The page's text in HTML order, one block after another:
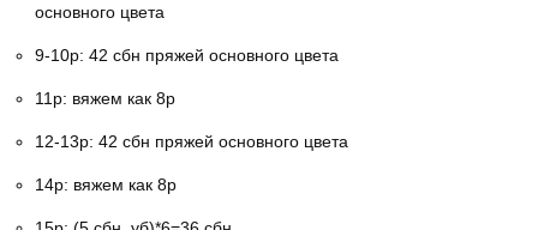
основного цвета
9-10р: 42 сбн пряжей основного цвета
11р: вяжем как 8р
12-13р: 42 сбн пряжей основного цвета
14р: вяжем как 8р